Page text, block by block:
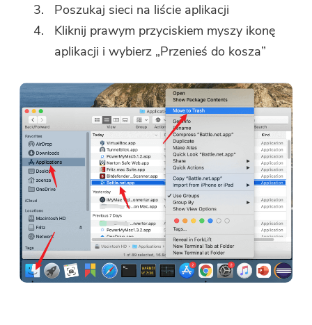
Poszukaj sieci na liście aplikacji
Kliknij prawym przyciskiem myszy ikonę
aplikacji i wybierz „Przenieś do kosza”